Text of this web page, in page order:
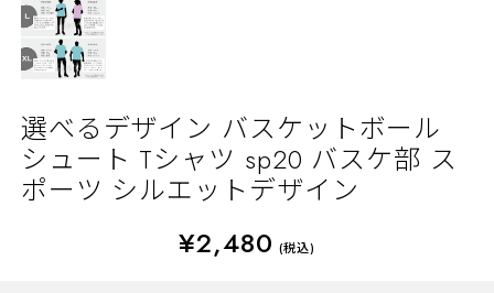
選べるデザイン バスケットボール
シュート Tシャツ sp20 バスケ部 ス
ポーツ シルエットデザイン
¥2,480 (税込)